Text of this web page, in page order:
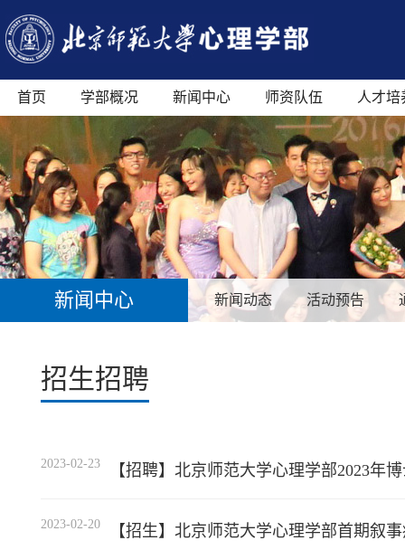
首页 学部概况 新闻中心 师资队伍 人才培
新闻中心 新闻动态 活动预告
招生招聘
2023-02-23 【招聘】北京师范大学心理学部2023年
2023-02-20 【招生】北京师范大学心理学部首期叙